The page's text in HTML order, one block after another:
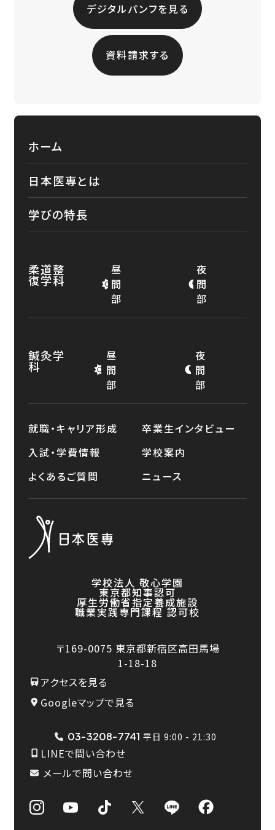
デジタルパンフを見る
資料請求する
学校法人 敬心学園
東京都知事認可
厚生労働省指定養成施設
職業実践専門課程 認可校
〒169-0075 東京都新宿区高田馬場
1-18-18
アクセスを見る
Googleマップで見る
03-3208-7741 平日 9:00 - 21:30
LINEで問い合わせ
メールで問い合わせ
ホーム
日本医専とは
学びの特長
柔道整
復学科
昼
間
部
夜
間
部
鍼灸学
科
昼
間
部
夜
間
部
就職・キャリア形成
卒業生インタビュー
入試・学費情報
学校案内
よくあるご質問
ニュース